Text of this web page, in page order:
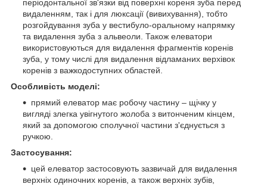
періодонтальної зв'язки від поверхні кореня зуба перед
видаленням, так і для люксації (вивихування), тобто
розгойдування зуба у вестибуло-оральному напрямку
та видалення зуба з альвеоли. Також елеватори
використовуються для видалення фрагментів коренів
зуба, у тому числі для видалення відламаних верхівок
коренів з важкодоступних областей.
Особливість моделі:
прямий елеватор має робочу частину – щічку у
вигляді злегка увігнутого жолоба з витонченим кінцем,
який за допомогою сполучної частини з'єднується з
ручкою.
Застосування:
цей елеватор застосовують зазвичай для видалення
верхніх одиночних коренів, а також верхніх зубів,